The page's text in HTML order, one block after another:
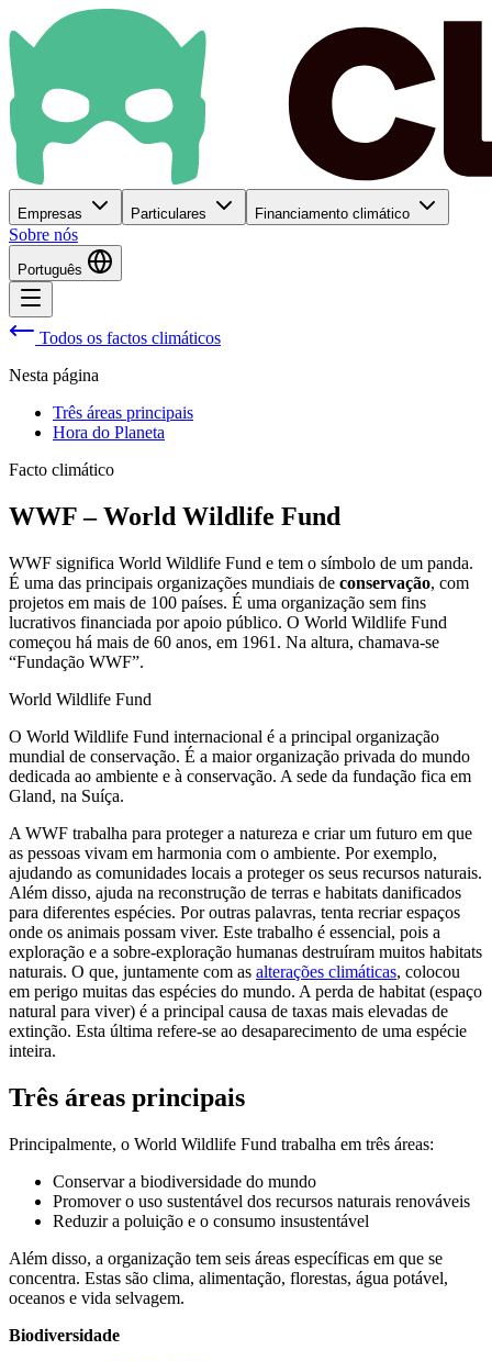
Empresas Particulares Financiamento climático
Sobre nós
Português
Todos os factos climáticos
Nesta página
Três áreas principais
Hora do Planeta
Facto climático
WWF – World Wildlife Fund
WWF significa World Wildlife Fund e tem o símbolo de um panda.
É uma das principais organizações mundiais de conservação, com
projetos em mais de 100 países. É uma organização sem fins
lucrativos financiada por apoio público. O World Wildlife Fund
começou há mais de 60 anos, em 1961. Na altura, chamava-se
“Fundação WWF”.
World Wildlife Fund
O World Wildlife Fund internacional é a principal organização
mundial de conservação. É a maior organização privada do mundo
dedicada ao ambiente e à conservação. A sede da fundação fica em
Gland, na Suíça.
A WWF trabalha para proteger a natureza e criar um futuro em que
as pessoas vivam em harmonia com o ambiente. Por exemplo,
ajudando as comunidades locais a proteger os seus recursos naturais.
Além disso, ajuda na reconstrução de terras e habitats danificados
para diferentes espécies. Por outras palavras, tenta recriar espaços
onde os animais possam viver. Este trabalho é essencial, pois a
exploração e a sobre-exploração humanas destruíram muitos habitats
naturais. O que, juntamente com as alterações climáticas, colocou
em perigo muitas das espécies do mundo. A perda de habitat (espaço
natural para viver) é a principal causa de taxas mais elevadas de
extinção. Esta última refere-se ao desaparecimento de uma espécie
inteira.
Três áreas principais
Principalmente, o World Wildlife Fund trabalha em três áreas:
Conservar a biodiversidade do mundo
Promover o uso sustentável dos recursos naturais renováveis
Reduzir a poluição e o consumo insustentável
Além disso, a organização tem seis áreas específicas em que se
concentra. Estas são clima, alimentação, florestas, água potável,
oceanos e vida selvagem.
Biodiversidade